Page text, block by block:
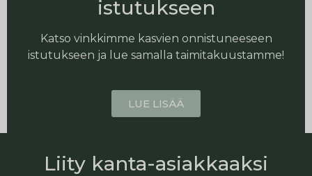
istutukseen
Katso vinkkimme kasvien onnistuneeseen
istutukseen ja lue samalla taimitakuustamme!
LUE LISÄÄ
Liity kanta-asiakkaaksi